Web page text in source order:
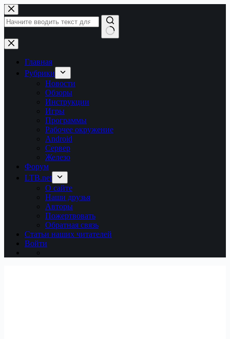
Перейти
к
сути
Ничего
не
найденоГлавная
Рубрики
Новости
Обзоры
Инструкции
Игры
Программы
Рабочее окружение
Android
Сервер
Железо
Форум
LTB.net
О сайте
Наши друзья
Авторы
Пожертвовать
Обратная связь
Статьи наших читателей
Войти